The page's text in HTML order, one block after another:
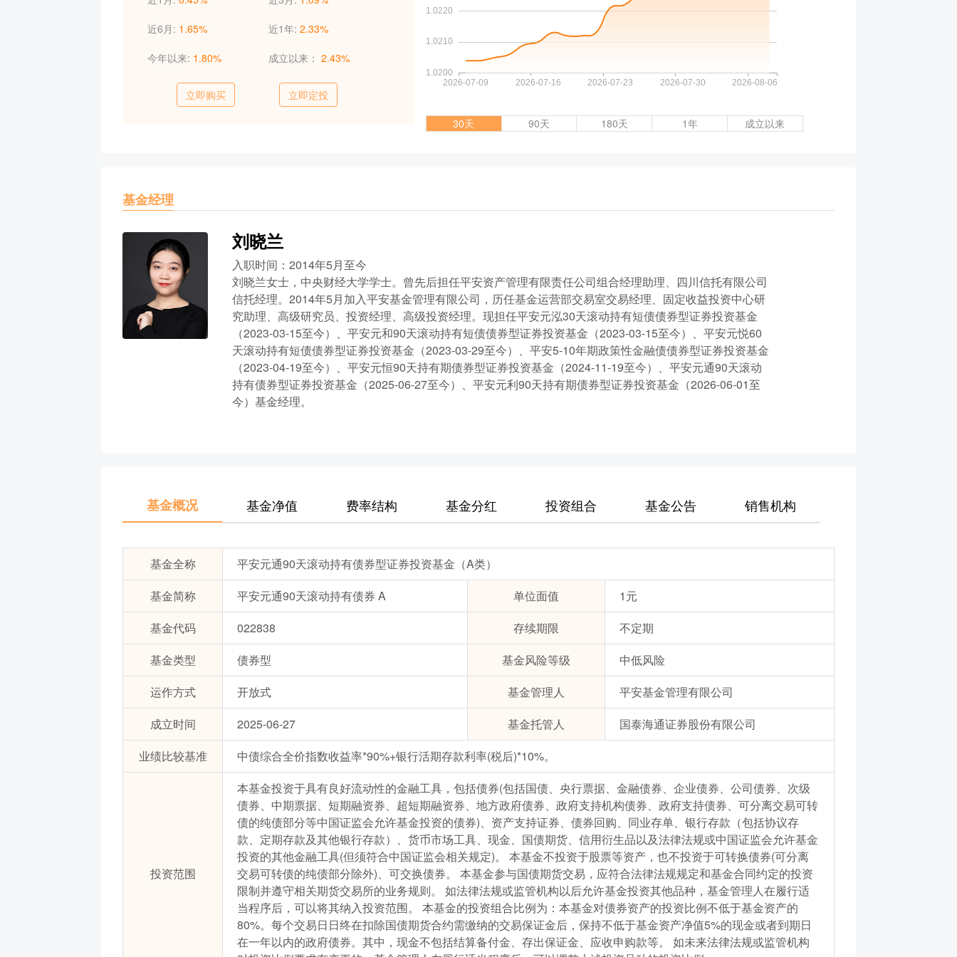
近6月: 1.65% 近1年: 2.33%
今年以来: 1.80% 成立以来： 2.43%
立即购买
立即定投
30天
90天 180天 1年 成立以来
基金经理
刘晓兰
入职时间：2014年5月至今
刘晓兰女士，中央财经大学学士。曾先后担任平安资产管理有限责任公司组合经理助理、四川信托有限公司
信托经理。2014年5月加入平安基金管理有限公司，历任基金运营部交易室交易经理、固定收益投资中心研
究助理、高级研究员、投资经理、高级投资经理。现担任平安元泓30天滚动持有短债债券型证券投资基金
（2023-03-15至今）、平安元和90天滚动持有短债债券型证券投资基金（2023-03-15至今）、平安元悦60
天滚动持有短债债券型证券投资基金（2023-03-29至今）、平安5-10年期政策性金融债债券型证券投资基金
（2023-04-19至今）、平安元恒90天持有期债券型证券投资基金（2024-11-19至今）、平安元通90天滚动
持有债券型证券投资基金（2025-06-27至今）、平安元利90天持有期债券型证券投资基金（2026-06-01至
今）基金经理。
基金概况 基金净值 费率结构 基金分红 投资组合 基金公告 销售机构
基金全称
平安元通90天滚动持有债券型证券投资基金（A类）
基金简称
平安元通90天滚动持有债券 A 单位面值
1元
基金代码
022838 存续期限
不定期
基金类型
债券型 基金风险等级
中低风险
运作方式
开放式 基金管理人
平安基金管理有限公司
成立时间
2025-06-27 基金托管人
国泰海通证券股份有限公司
业绩比较基准
中债综合全价指数收益率*90%+银行活期存款利率(税后)*10%。
投资范围
本基金投资于具有良好流动性的金融工具，包括债券(包括国债、央行票据、金融债券、企业债券、公司债券、次级
债券、中期票据、短期融资券、超短期融资券、地方政府债券、政府支持机构债券、政府支持债券、可分离交易可转
债的纯债部分等中国证监会允许基金投资的债券)、资产支持证券、债券回购、同业存单、银行存款（包括协议存
款、定期存款及其他银行存款）、货币市场工具、现金、国债期货、信用衍生品以及法律法规或中国证监会允许基金
投资的其他金融工具(但须符合中国证监会相关规定)。 本基金不投资于股票等资产，也不投资于可转换债券(可分离
交易可转债的纯债部分除外)、可交换债券。 本基金参与国债期货交易，应符合法律法规规定和基金合同约定的投资
限制并遵守相关期货交易所的业务规则。 如法律法规或监管机构以后允许基金投资其他品种，基金管理人在履行适
当程序后，可以将其纳入投资范围。 本基金的投资组合比例为：本基金对债券资产的投资比例不低于基金资产的
80%。每个交易日日终在扣除国债期货合约需缴纳的交易保证金后，保持不低于基金资产净值5%的现金或者到期日
在一年以内的政府债券。其中，现金不包括结算备付金、存出保证金、应收申购款等。 如未来法律法规或监管机构